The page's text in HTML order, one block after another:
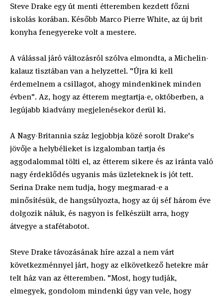
Steve Drake egy út menti étteremben kezdett főzni
iskolás korában. Később Marco Pierre White, az új brit
konyha fenegyereke volt a mestere.
A válással járó változásról szólva elmondta, a Michelin-
kalauz tisztában van a helyzettel. "Újra ki kell
érdemelnem a csillagot, ahogy mindenkinek minden
évben". Az, hogy az étterem megtartja-e, októberben, a
legújabb kiadvány megjelenésekor derül ki.
A Nagy-Britannia száz legjobbja közé sorolt Drake's
jövője a helybélieket is izgalomban tartja és
aggodalommal tölti el, az étterem sikere és az iránta való
nagy érdeklődés ugyanis más üzleteknek is jót tett.
Serina Drake nem tudja, hogy megmarad-e a
minősítésük, de hangsúlyozta, hogy az új séf három éve
dolgozik náluk, és nagyon is felkészült arra, hogy
átvegye a stafétabotot.
Steve Drake távozásának híre azzal a nem várt
következménnyel járt, hogy az elkövetkező hetekre már
telt ház van az étteremben. "Most, hogy tudják,
elmegyek, gondolom mindenki úgy van vele, hogy